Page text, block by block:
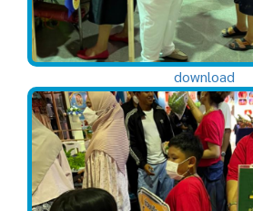
download